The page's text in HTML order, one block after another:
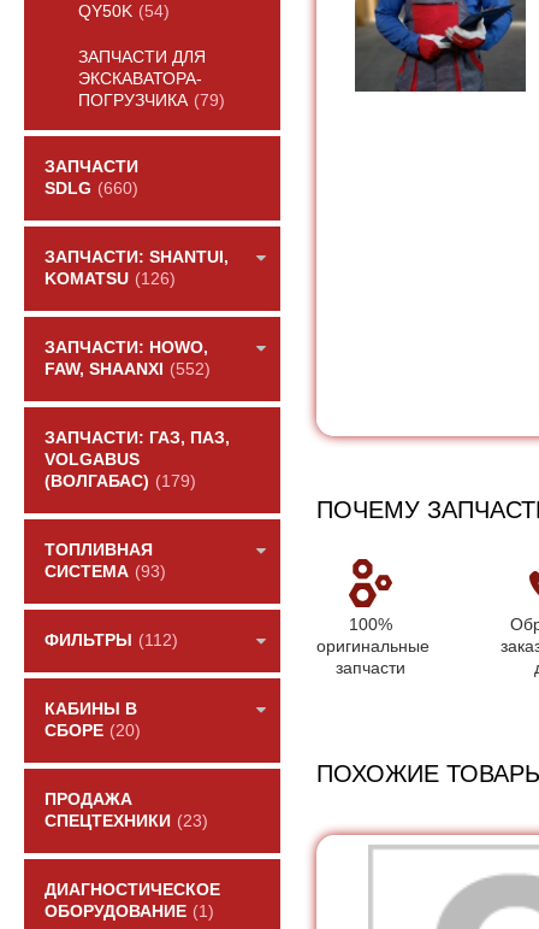
QY50K (54)
ЗАПЧАСТИ ДЛЯ
ЭКСКАВАТОРА-
ПОГРУЗЧИКА (79)
ЗАПЧАСТИ
SDLG (660)
ЗАПЧАСТИ: SHANTUI,
KOMATSU (126)
ЗАПЧАСТИ: HOWO,
FAW, SHAANXI
(552)
ЗАПЧАСТИ: ГАЗ, ПАЗ,
VOLGABUS
(ВОЛГАБАС) (179)
ТОПЛИВНАЯ
СИСТЕМА (93)
ФИЛЬТРЫ (112)
КАБИНЫ В
СБОРЕ (20)
ПРОДАЖА
СПЕЦТЕХНИКИ (23)
ДИАГНОСТИЧЕСКОЕ
ОБОРУДОВАНИЕ (1)
ПОЧЕМУ
100%
оригинальные
запчасти
ПОХОЖИЕ